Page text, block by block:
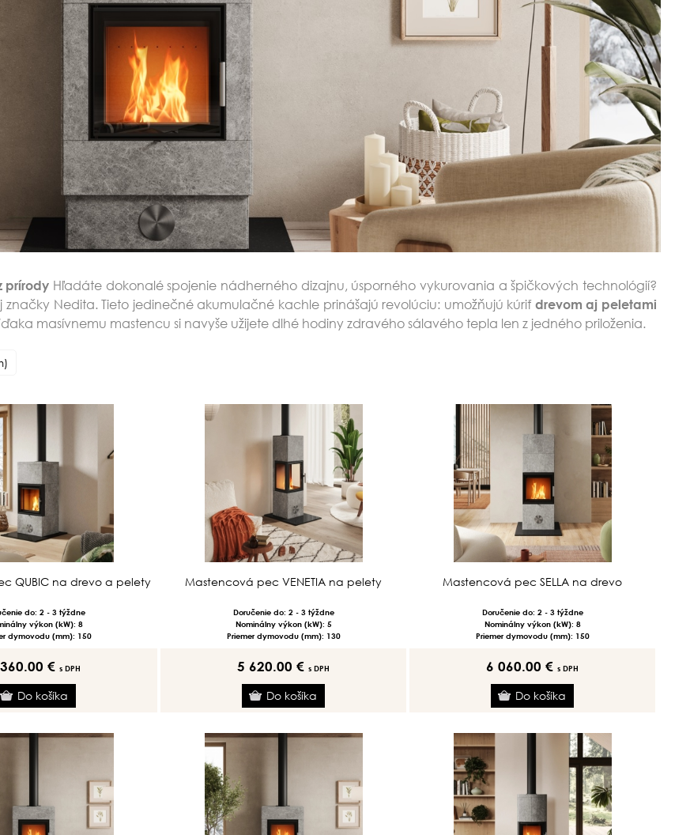
prírody Hľadáte dokonalé spojenie nádherného dizajnu, úsporného vykurovania a špičkových technológií?
Nedita. Tieto jedinečné akumulačné kachle prinášajú revolúciu: umožňujú kúriť drevom aj peletami
masívnemu mastencu si navyše užijete dlhé hodiny zdravého sálavého tepla len z jedného priloženia.
QUBIC na drevo a pelety
do: 2 - 3 týždne
výkon (kW): 8
dymovodu (mm): 150
€ s DPH
Mastencová pec VENETIA na pelety
Doručenie do: 2 - 3 týždne
Nominálny výkon (kW): 5
Priemer dymovodu (mm): 130
5 620.00 € s DPH
Mastencová pec SELLA na drevo
Doručenie do: 2 - 3 týždne
Nominálny výkon (kW): 8
Priemer dymovodu (mm): 150
6 060.00 € s DPH